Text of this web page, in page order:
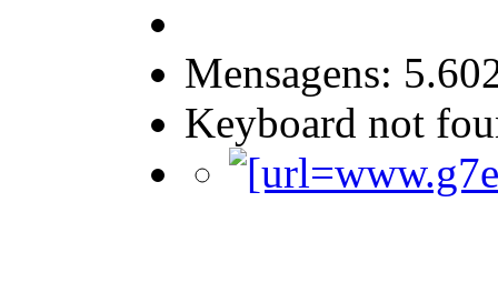
Mensagens:
Keyboard not